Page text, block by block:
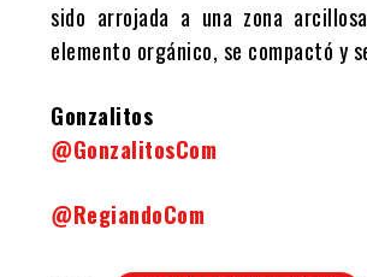
sido arrojada a una zona
elemento orgánico, se compactó y
Gonzalitos
@GonzalitosCom
@RegiandoCom